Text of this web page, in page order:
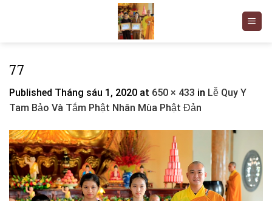
77
Published Tháng sáu 1, 2020 at 650 × 433 in Lễ Quy Y
Tam Bảo Và Tắm Phật Nhân Mùa Phật Đản